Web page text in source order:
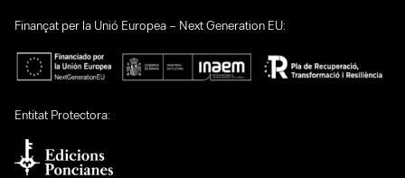
Finançat per la Unió Europea – Next Generation EU:
Entitat Protectora: